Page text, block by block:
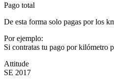
Pago total
De esta forma solo pagas por los
Por ejemplo:
Si contratas tu pago por kilómetro
Attitude
SE 2017